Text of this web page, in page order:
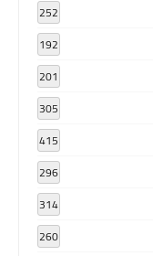
252
192
201
305
415
296
314
260